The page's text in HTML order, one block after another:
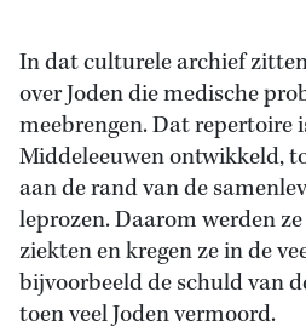
In dat culturele archief
over Joden die medische
meebrengen. Dat repertoire
Middeleeuwen ontwikkeld,
aan de rand van de
leprozen. Daarom werden
ziekten en kregen ze in de
bijvoorbeeld de schuld van
toen veel Joden vermoord.